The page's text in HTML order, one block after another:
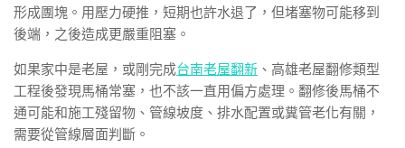
形成團塊。用壓力硬推，短期也許水退了，但堵塞物可能移到
後端，之後造成更嚴重阻塞。
如果家中是老屋，或剛完成台南老屋翻新 、高雄老屋翻修類型
工程後發現馬桶常塞，也不該一直用偏方處理。翻修後馬桶不
通可能和施工殘留物、管線坡度、排水配置或糞管老化有關，
需要從管線層面判斷。